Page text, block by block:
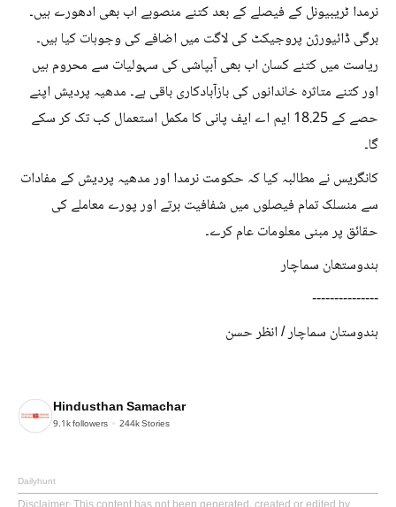
نرمدا ٹریبیونل کے فیصلے کے بعد کتنے منصوبے اب بھی ادھورے ہیں۔
برگی ڈائیورژن پروجیکٹ کی لاگت میں اضافے کی وجوہات کیا ہیں۔
ریاست میں کتنے کسان اب بھی آبپاشی کی سہولیات سے محروم ہیں
اور کتنے متاثرہ خاندانوں کی بازآبادکاری باقی ہے۔ مدھیہ پردیش اپنے
حصے کے 18.25 ایم اے ایف پانی کا مکمل استعمال کب تک کر سکے
گا۔
کانگریس نے مطالبہ کیا کہ حکومت نرمدا اور مدھیہ پردیش کے مفادات
سے منسلک تمام فیصلوں میں شفافیت برتے اور پورے معاملے کی
حقائق پر مبنی معلومات عام کرے۔
ہندوستھان سماچار
---------------
ہندوستان سماچار / انظر حسن
Hindusthan Samachar
9.1kfollowers 244kStories
Dailyhunt